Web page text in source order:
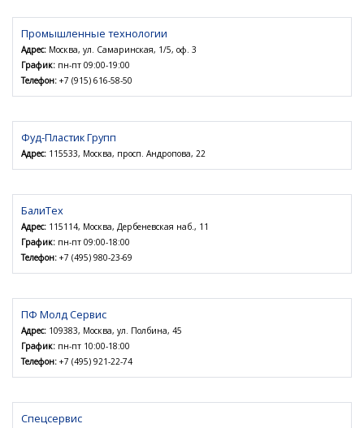
Промышленные технологии
Адрес: Москва, ул. Самаринская, 1/5, оф. 3
График: пн-пт 09:00-19:00
Телефон: +7 (915) 616-58-50
Фуд-Пластик Групп
Адрес: 115533, Москва, просп. Андропова, 22
БалиТех
Адрес: 115114, Москва, Дербеневская наб., 11
График: пн-пт 09:00-18:00
Телефон: +7 (495) 980-23-69
ПФ Молд Сервис
Адрес: 109383, Москва, ул. Полбина, 45
График: пн-пт 10:00-18:00
Телефон: +7 (495) 921-22-74
Спецсервис